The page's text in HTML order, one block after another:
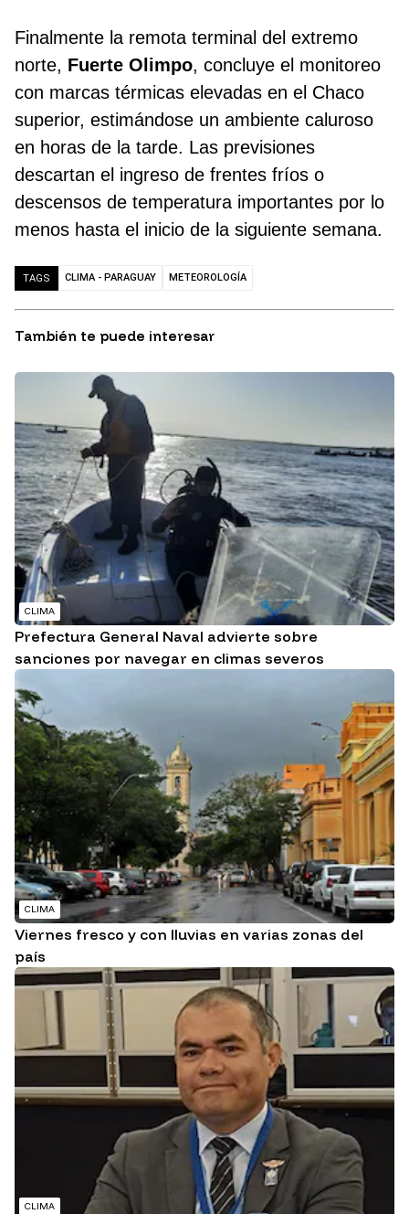
Finalmente la remota terminal del extremo
norte, Fuerte Olimpo, concluye el monitoreo
con marcas térmicas elevadas en el Chaco
superior, estimándose un ambiente caluroso
en horas de la tarde. Las previsiones
descartan el ingreso de frentes fríos o
descensos de temperatura importantes por lo
menos hasta el inicio de la siguiente semana.
TAGS CLIMA - PARAGUAY METEOROLOGÍA
También te puede interesar
CLIMA
Prefectura General Naval advierte sobre
sanciones por navegar en climas severos
CLIMA
Viernes fresco y con lluvias en varias zonas del
país
CLIMA